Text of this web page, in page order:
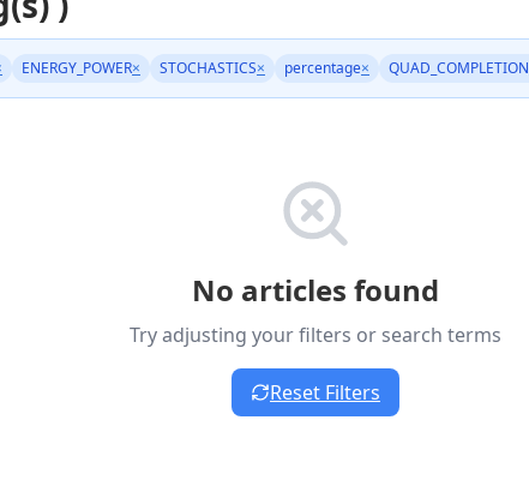
ENERGY_POWER× STOCHASTICS× percentage× QUAD_COMPLETION
No articles found
Try adjusting your filters or search terms
Reset Filters